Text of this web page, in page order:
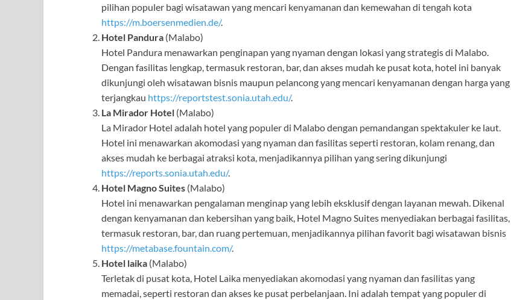
pilihan populer bagi wisatawan yang mencari kenyamanan dan kemewahan di tengah kota
https://m.boersenmedien.de/.
Hotel Pandura (Malabo)
Hotel Pandura menawarkan penginapan yang nyaman dengan lokasi yang strategis di Malabo.
Dengan fasilitas lengkap, termasuk restoran, bar, dan akses mudah ke pusat kota, hotel ini banyak
dikunjungi oleh wisatawan bisnis maupun pelancong yang mencari kenyamanan dengan harga yang
terjangkau https://reportstest.sonia.utah.edu/.
La Mirador Hotel (Malabo)
La Mirador Hotel adalah hotel yang populer di Malabo dengan pemandangan spektakuler ke laut.
Hotel ini menawarkan akomodasi yang nyaman dan fasilitas seperti restoran, kolam renang, dan
akses mudah ke berbagai atraksi kota, menjadikannya pilihan yang sering dikunjungi
https://reports.sonia.utah.edu/.
Hotel Magno Suites (Malabo)
Hotel ini menawarkan pengalaman menginap yang lebih eksklusif dengan layanan mewah. Dikenal
dengan kenyamanan dan kebersihan yang baik, Hotel Magno Suites menyediakan berbagai fasilitas,
termasuk restoran, bar, dan ruang pertemuan, menjadikannya pilihan favorit bagi wisatawan bisnis
https://metabase.fountain.com/.
Hotel laika (Malabo)
Terletak di pusat kota, Hotel Laika menyediakan akomodasi yang nyaman dan fasilitas yang
memadai, seperti restoran dan akses ke pusat perbelanjaan. Ini adalah tempat yang populer di